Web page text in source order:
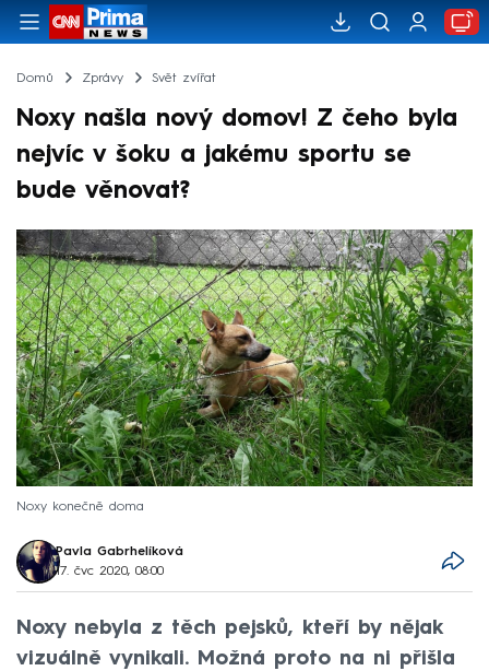
Domů Zprávy Svět zvířat
Noxy našla nový domov! Z čeho byla
nejvíc v šoku a jakému sportu se
bude věnovat?
Noxy konečně doma
Pavla Gabrhelíková
17. čvc 2020, 08:00
Noxy nebyla z těch pejsků, kteří by nějak
vizuálně vynikali. Možná proto na ni přišla